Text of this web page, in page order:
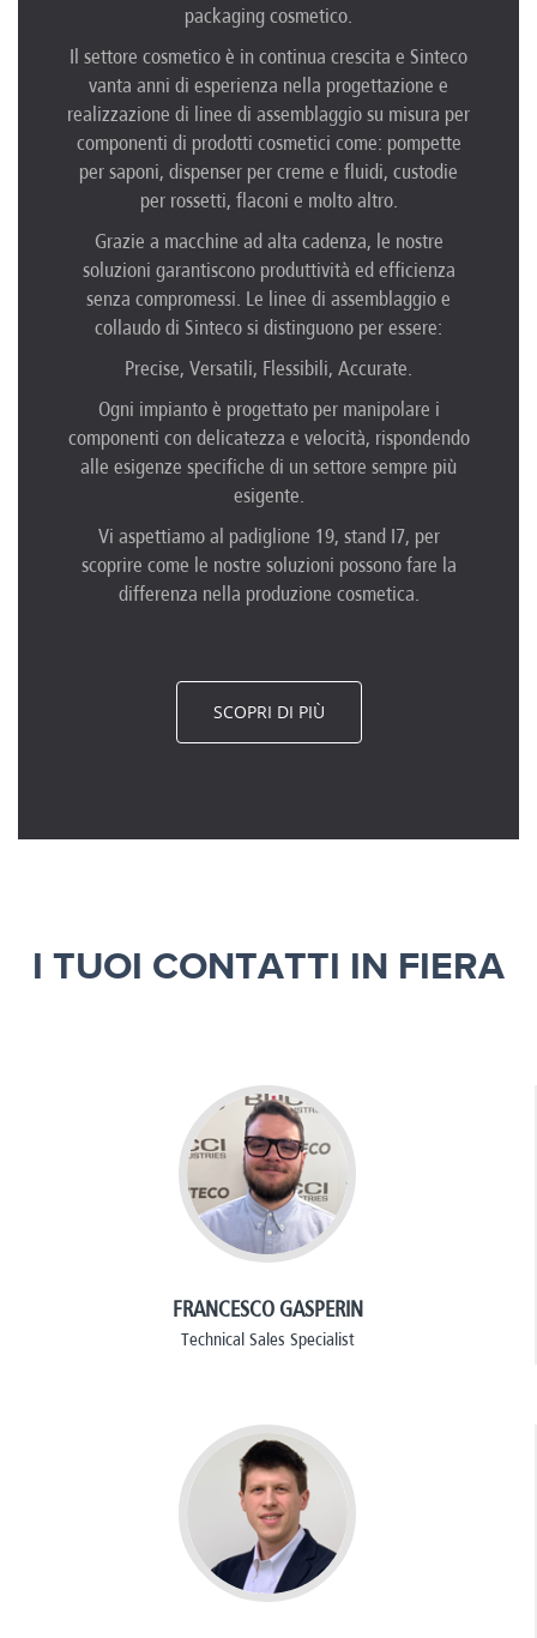
packaging cosmetico.
Il settore cosmetico è in continua crescita e Sinteco
vanta anni di esperienza nella progettazione e
realizzazione di linee di assemblaggio su misura per
componenti di prodotti cosmetici come: pompette
per saponi, dispenser per creme e fluidi, custodie
per rossetti, flaconi e molto altro.
Grazie a macchine ad alta cadenza, le nostre
soluzioni garantiscono produttività ed efficienza
senza compromessi. Le linee di assemblaggio e
collaudo di Sinteco si distinguono per essere:
Precise, Versatili, Flessibili, Accurate.
Ogni impianto è progettato per manipolare i
componenti con delicatezza e velocità, rispondendo
alle esigenze specifiche di un settore sempre più
esigente.
Vi aspettiamo al padiglione 19, stand I7, per
scoprire come le nostre soluzioni possono fare la
differenza nella produzione cosmetica.
SCOPRI DI PIÙ
I TUOI CONTATTI IN FIERA
FRANCESCO GASPERIN
Technical Sales Specialist